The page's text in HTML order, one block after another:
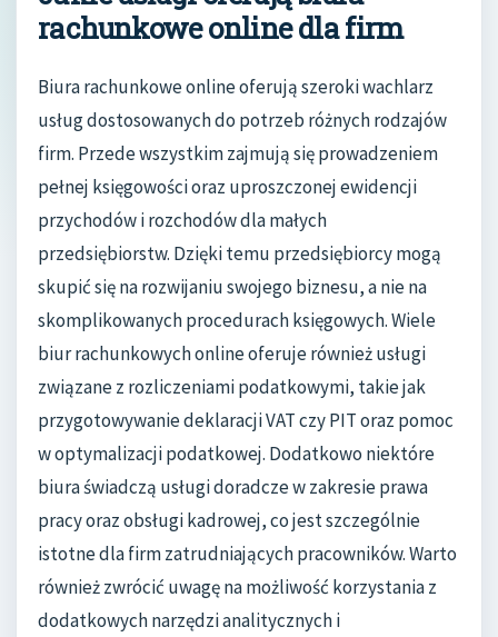
rachunkowe online dla firm
Biura rachunkowe online oferują szeroki wachlarz
usług dostosowanych do potrzeb różnych rodzajów
firm. Przede wszystkim zajmują się prowadzeniem
pełnej księgowości oraz uproszczonej ewidencji
przychodów i rozchodów dla małych
przedsiębiorstw. Dzięki temu przedsiębiorcy mogą
skupić się na rozwijaniu swojego biznesu, a nie na
skomplikowanych procedurach księgowych. Wiele
biur rachunkowych online oferuje również usługi
związane z rozliczeniami podatkowymi, takie jak
przygotowywanie deklaracji VAT czy PIT oraz pomoc
w optymalizacji podatkowej. Dodatkowo niektóre
biura świadczą usługi doradcze w zakresie prawa
pracy oraz obsługi kadrowej, co jest szczególnie
istotne dla firm zatrudniających pracowników. Warto
również zwrócić uwagę na możliwość korzystania z
dodatkowych narzędzi analitycznych i